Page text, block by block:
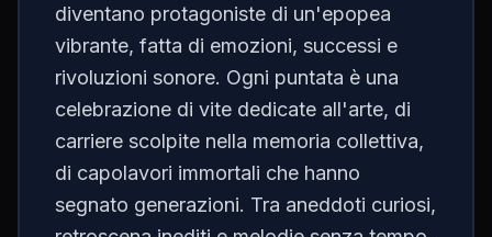
diventano protagoniste di un'epopea
vibrante, fatta di emozioni, successi e
rivoluzioni sonore. Ogni puntata è una
celebrazione di vite dedicate all'arte, di
carriere scolpite nella memoria collettiva,
di capolavori immortali che hanno
segnato generazioni. Tra aneddoti curiosi,